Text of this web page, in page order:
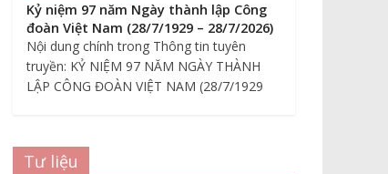
Kỷ niệm 97 năm Ngày thành lập Công
đoàn Việt Nam (28/7/1929 – 28/7/2026)
Nội dung chính trong Thông tin tuyên
truyền: KỶ NIỆM 97 NĂM NGÀY THÀNH
LẬP CÔNG ĐOÀN VIỆT NAM (28/7/1929
Tư liệu